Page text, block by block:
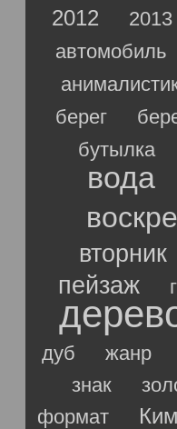
2012 2013
автомобиль
берег
бутылка
вода
вторник
пейзаж
дуб
жанр
знак
формат